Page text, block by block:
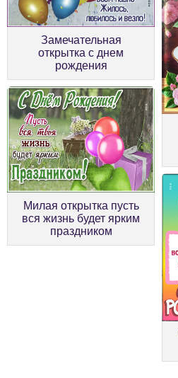
Замечательная
открытка с днем
рождения
Милая открытка пусть
вся жизнь будет ярким
праздником